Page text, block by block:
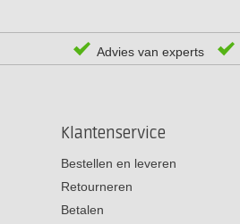
Advies van experts
Klantenservice
Bestellen en leveren
Retourneren
Betalen